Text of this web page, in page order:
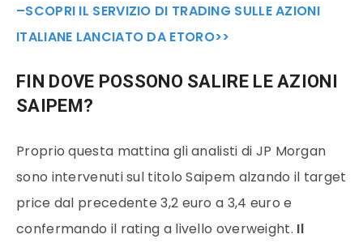
–SCOPRI IL SERVIZIO DI TRADING SULLE AZIONI
ITALIANE LANCIATO DA ETORO>>
FIN DOVE POSSONO SALIRE LE AZIONI
SAIPEM?
Proprio questa mattina gli analisti di JP Morgan
sono intervenuti sul titolo Saipem alzando il target
price dal precedente 3,2 euro a 3,4 euro e
confermando il rating a livello overweight. Il